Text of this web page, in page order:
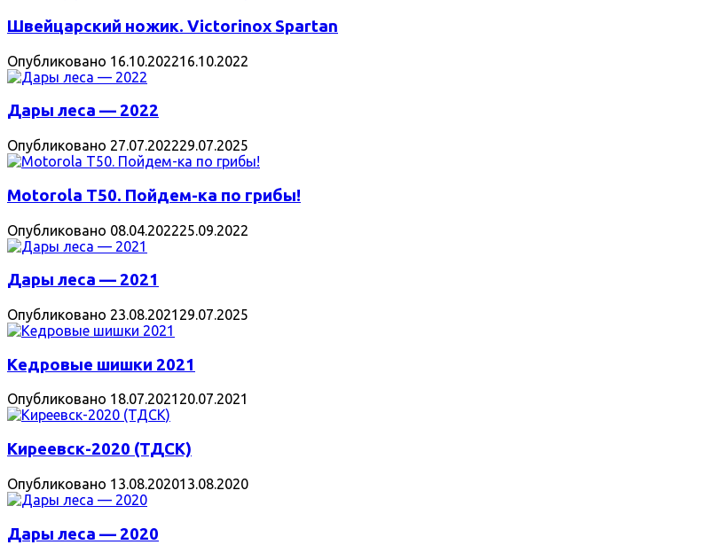
Швейцарский ножик. Victorinox Spartan
Опубликовано 16.10.202216.10.2022
Дары леса — 2022
Опубликовано 27.07.202229.07.2025
Motorola T50. Пойдем-ка по грибы!
Опубликовано 08.04.202225.09.2022
Дары леса — 2021
Опубликовано 23.08.2021 29.07.2025
Кедровые шишки 2021
Опубликовано 18.07.2021 20.07.2021
Киреевск-2020 (ТДСК)
Опубликовано 13.08.202013.08.2020
Дары леса — 2020